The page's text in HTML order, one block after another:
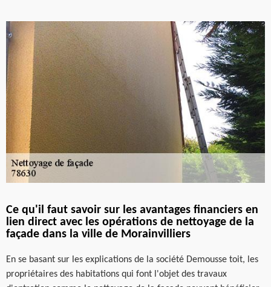
Ce qu'il faut savoir sur les avantages financiers en
lien direct avec les opérations de nettoyage de la
façade dans la ville de Morainvilliers
En se basant sur les explications de la société Demousse toit, les
propriétaires des habitations qui font l'objet des travaux